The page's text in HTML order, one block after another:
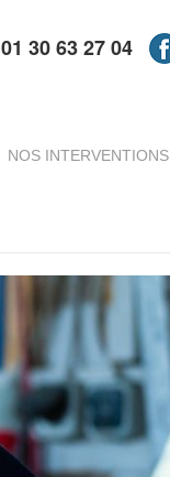
01 30 63 27 04
NOS INTERVENTIONS